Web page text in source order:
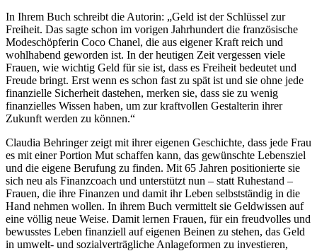
In Ihrem Buch schreibt die Autorin: „Geld ist der Schlüssel zur
Freiheit. Das sagte schon im vorigen Jahrhundert die französische
Modeschöpferin Coco Chanel, die aus eigener Kraft reich und
wohlhabend geworden ist. In der heutigen Zeit vergessen viele
Frauen, wie wichtig Geld für sie ist, dass es Freiheit bedeutet und
Freude bringt. Erst wenn es schon fast zu spät ist und sie ohne jede
finanzielle Sicherheit dastehen, merken sie, dass sie zu wenig
finanzielles Wissen haben, um zur kraftvollen Gestalterin ihrer
Zukunft werden zu können.“
Claudia Behringer zeigt mit ihrer eigenen Geschichte, dass jede Frau
es mit einer Portion Mut schaffen kann, das gewünschte Lebensziel
und die eigene Berufung zu finden. Mit 65 Jahren positionierte sie
sich neu als Finanzcoach und unterstützt nun – statt Ruhestand –
Frauen, die ihre Finanzen und damit ihr Leben selbstständig in die
Hand nehmen wollen. In ihrem Buch vermittelt sie Geldwissen auf
eine völlig neue Weise. Damit lernen Frauen, für ein freudvolles und
bewusstes Leben finanziell auf eigenen Beinen zu stehen, das Geld
in umwelt- und sozialverträgliche Anlageformen zu investieren,